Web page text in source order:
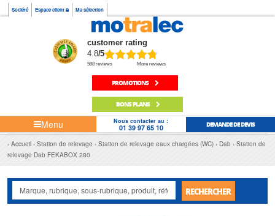
Société Espace client Ma sélection
customer rating
4.8/5
598 reviews More reviews
PROMOTIONS
BONS PLANS
Menu Nous contacter au :
01 39 97 65 10 DEMANDE DE DEVIS
Accueil Station de relevage Station de relevage eaux chargées (WC) Dab
Station de
relevage Dab FEKABOX 280
RECHERCHER